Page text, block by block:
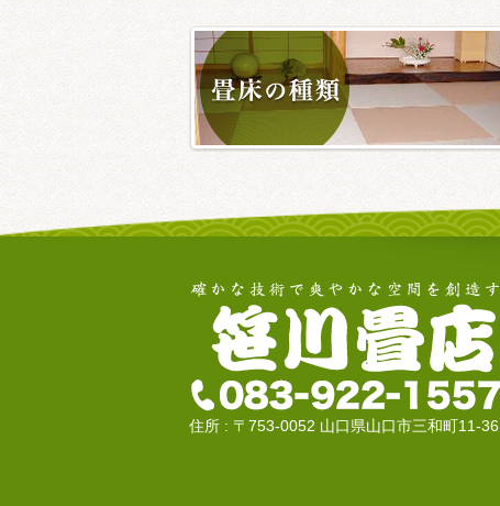
住所 : 〒753-0052 山口県山口市三和町11-36